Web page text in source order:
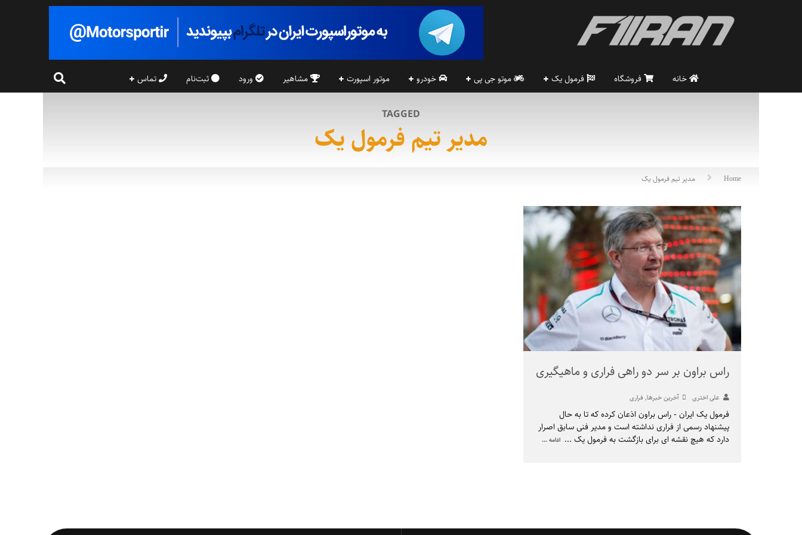
خانه فروشگاه فرمول یک موتو جی پی خودرو موتور اسپورت مشاهیر ورود ثبت‌نام تماس
TAGGED
مدیر تیم فرمول یک
Home مدیر تیم فرمول یک
راس براون بر سر دو راهی فراری و ماهیگیری
علی اختری آخرین خبرها, فراری
فرمول یک ایران - راس براون اذعان کرده که تا به حال
پیشنهاد رسمی از فراری نداشته است و مدیر فنی سابق اصرار
دارد که هیچ نقشه ای برای بازگشت به فرمول یک ... ادامه ...